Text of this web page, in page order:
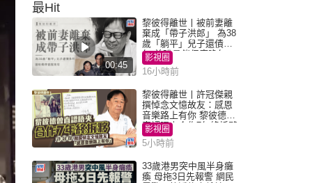
最Hit
00:45
黎彼得離世丨被前妻離
棄成「帶子洪郎」 為38
歲「躺平」兒子還債多
年 曾盼尋伴侶度晚年
影視圈
16小時前
黎彼得離世丨許冠傑親
撰悼念文憶故友：感恩
音樂路上有你 黎彼德曾
直認唔夾合作7年終拆夥
影視圈
5小時前
33歲港男突中風半身癱
瘓 母拖3日先報警 網民